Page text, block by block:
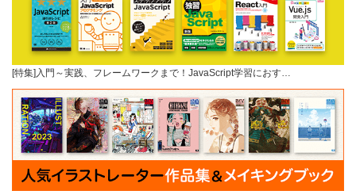
[特集]入門～実践、フレームワークまで！JavaScript学習におす…